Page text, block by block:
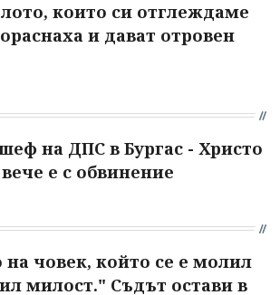
които си отглеждаме
и дават отровен
на ДПС в Бургас - Христо
е с обвинение
на човек, който се е молил
милост." Съдът остави в